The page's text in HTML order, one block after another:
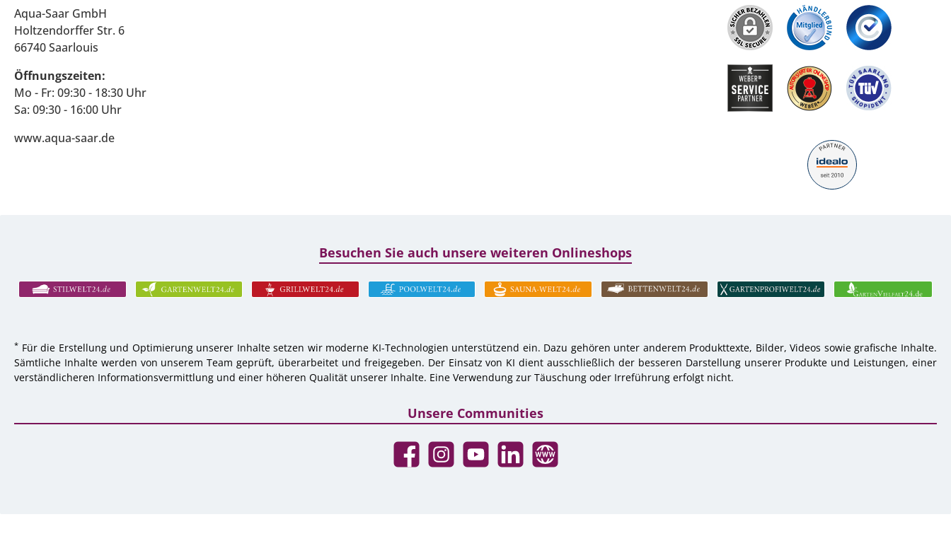
Aqua-Saar GmbH
Holtzendorffer Str. 6
66740 Saarlouis
Öffnungszeiten:
Mo - Fr: 09:30 - 18:30 Uhr
Sa: 09:30 - 16:00 Uhr
www.aqua-saar.de
Besuchen Sie auch unsere weiteren Onlineshops
* Für die Erstellung und Optimierung unserer Inhalte setzen wir moderne KI-Technologien unterstützend ein. Dazu gehören unter anderem Produkttexte, Bilder, Videos sowie grafische Inhalte.
Sämtliche Inhalte werden von unserem Team geprüft, überarbeitet und freigegeben. Der Einsatz von KI dient ausschließlich der besseren Darstellung unserer Produkte und Leistungen, einer
verständlicheren Informationsvermittlung und einer höheren Qualität unserer Inhalte. Eine Verwendung zur Täuschung oder Irreführung erfolgt nicht.
Unsere Communities
FacebookInstagramYouTubeLinkedInWebsite